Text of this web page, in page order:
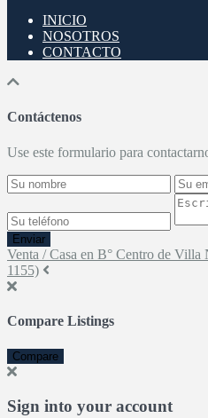
INICIO
NOSOTROS
CONTACTO
Contáctenos
Use este formulario para
Enviar
Venta / Casa en B° Centro de
1155)
Compare Listings
Compare
Sign into your account